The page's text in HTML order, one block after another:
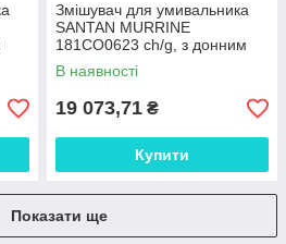
Змішувач для умивальника
SANTAN MURRINE
181CO0623 ch/g, з донним
клапаном
В наявності
19 073,71 ₴
Купити
Показати ще